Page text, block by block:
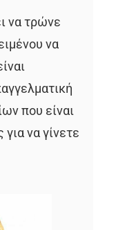
να τρώνε
να
που είναι
να γίνετε